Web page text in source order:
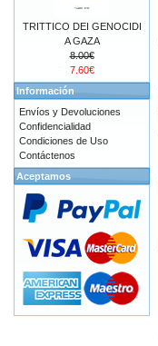
TRITTICO DEI GENOCIDI
A GAZA
8.00€
7.60€
Información
Envíos y Devoluciones
Confidencialidad
Condiciones de Uso
Contáctenos
Aceptamos